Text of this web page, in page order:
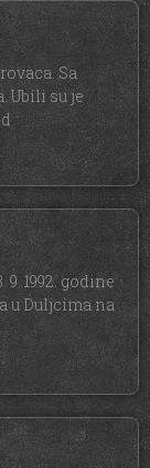
Sa
Ubili su je
1992. godine
u Duljcima na